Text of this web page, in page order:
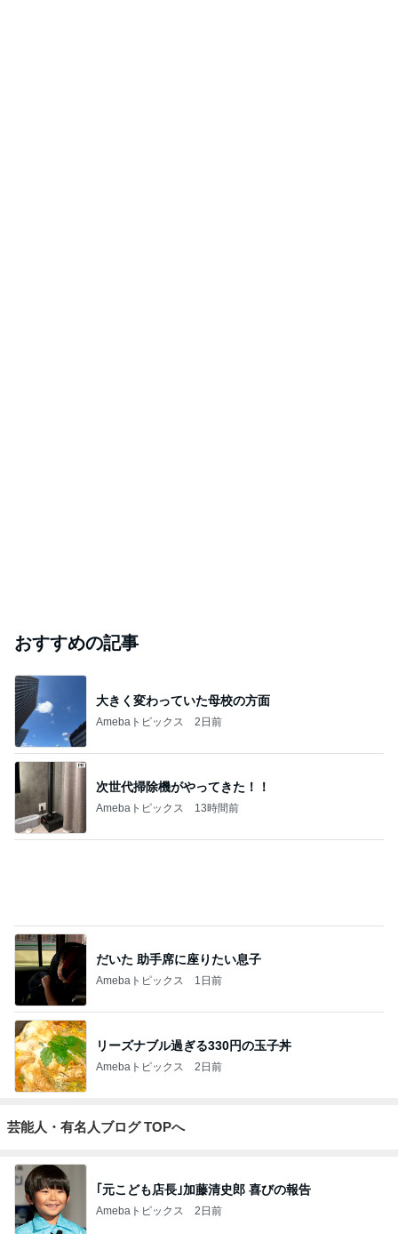
おすすめの記事
大きく変わっていた母校の方面
Amebaトピックス 2日前
次世代掃除機がやってきた！！
Amebaトピックス 13時間前
だいた 助手席に座りたい息子
Amebaトピックス 1日前
リーズナブル過ぎる330円の玉子丼
Amebaトピックス 2日前
芸能人・有名人ブログ TOPへ
｢元こども店長｣加藤清史郎 喜びの報告
Amebaトピックス 2日前